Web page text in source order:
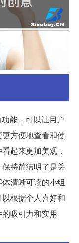
能，可以让用户
方便地查看和使
起来更加美观，
持简洁明了是关
清晰可读的小组
根据个人喜好和
吸引力和实用